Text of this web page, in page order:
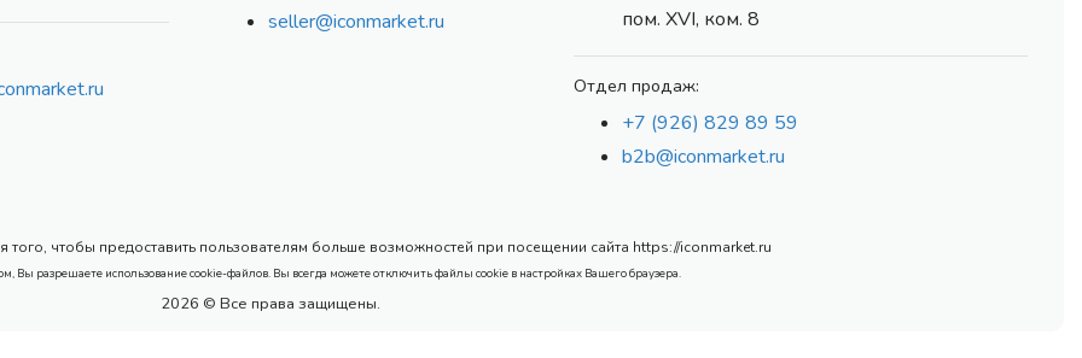
seller@iconmarket.ru
пом. XVI, ком. 8
Отдел продаж:
+7 (926) 829 89 59
b2b@iconmarket.ru
чтобы предоставить пользователям больше возможностей при посещении сайта https://iconmarket.ru
Вы разрешаете использование cookie-файлов. Вы всегда можете отключить файлы cookie в настройках Вашего браузера.
2026 © Все права защищены.